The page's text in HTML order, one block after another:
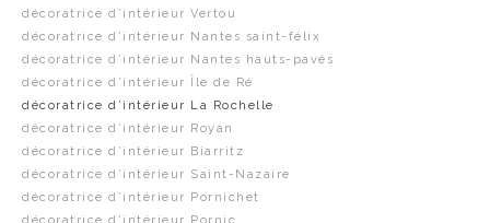
décoratrice d’intérieur Vertou
décoratrice d’intérieur Nantes saint-félix
décoratrice d’intérieur Nantes hauts-pavés
décoratrice d’intérieur Île de Ré
décoratrice d’intérieur La Rochelle
décoratrice d’intérieur Royan
décoratrice d’intérieur Biarritz
décoratrice d’intérieur Saint-Nazaire
décoratrice d’intérieur Pornichet